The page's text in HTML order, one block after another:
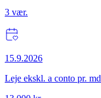
3 vær.
15.9.2026
Leje ekskl. a conto pr.